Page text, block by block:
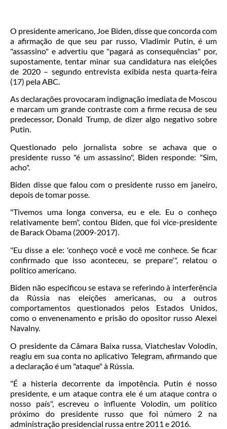
O presidente americano, Joe Biden, disse que concorda com
a afirmação de que seu par russo, Vladimir Putin, é um
"assassino" e advertiu que "pagará as consequências" por,
supostamente, tentar minar sua candidatura nas eleições
de 2020 – segundo entrevista exibida nesta quarta-feira
(17) pela ABC.
As declarações provocaram indignação imediata de Moscou
e marcam um grande contraste com a firme recusa de seu
predecessor, Donald Trump, de dizer algo negativo sobre
Putin.
Questionado pelo jornalista sobre se achava que o
presidente russo "é um assassino", Biden responde: "Sim,
acho".
Biden disse que falou com o presidente russo em janeiro,
depois de tomar posse.
"Tivemos uma longa conversa, eu e ele. Eu o conheço
relativamente bem", contou Biden, que foi vice-presidente
de Barack Obama (2009-2017).
"Eu disse a ele: 'conheço você e você me conhece. Se ficar
confirmado que isso aconteceu, se prepare'", relatou o
político americano.
Biden não especificou se estava se referindo à interferência
da Rússia nas eleições americanas, ou a outros
comportamentos questionados pelos Estados Unidos,
como o envenenamento e prisão do opositor russo Alexei
Navalny.
O presidente da Câmara Baixa russa, Viatcheslav Volodin,
reagiu em sua conta no aplicativo Telegram, afirmando que
a declaração é um "ataque" à Rússia.
"É a histeria decorrente da impotência. Putin é nosso
presidente, e um ataque contra ele é um ataque contra o
nosso país", escreveu o influente Volodin, um político
próximo do presidente russo que foi número 2 na
administração presidencial russa entre 2011 e 2016.